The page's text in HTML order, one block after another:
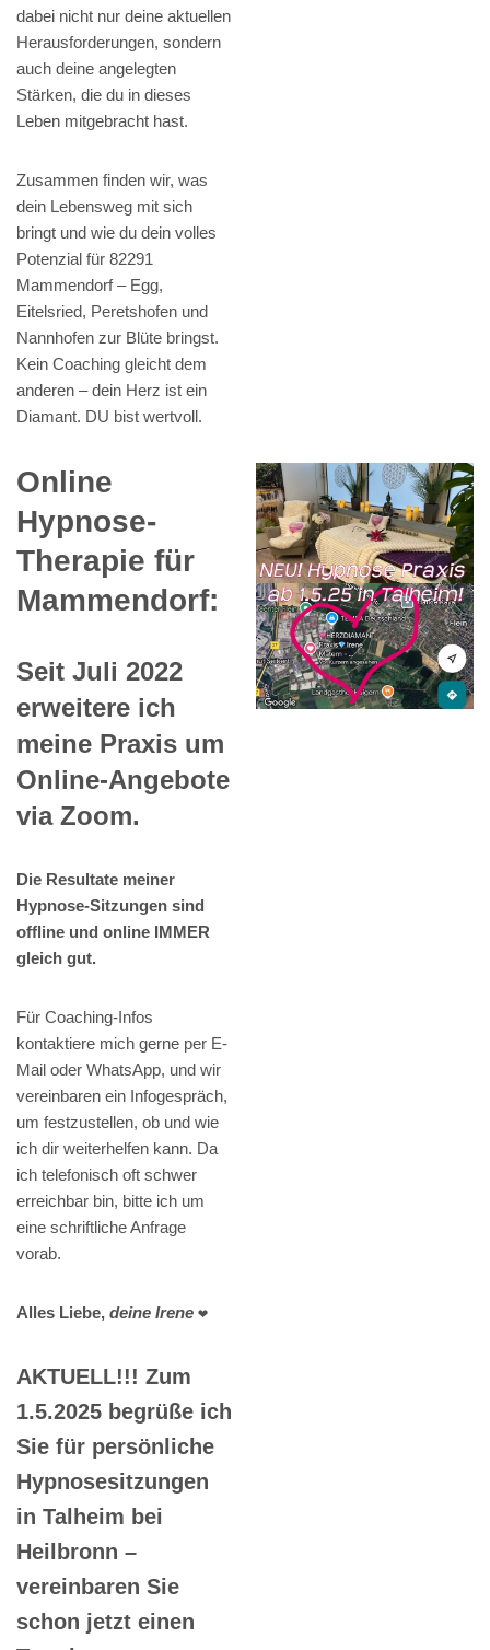
dabei nicht nur deine aktuellen
Herausforderungen, sondern
auch deine angelegten
Stärken, die du in dieses
Leben mitgebracht hast.
Zusammen finden wir, was
dein Lebensweg mit sich
bringt und wie du dein volles
Potenzial für 82291
Mammendorf – Egg,
Eitelsried, Peretshofen und
Nannhofen zur Blüte bringst.
Kein Coaching gleicht dem
anderen – dein Herz ist ein
Diamant. DU bist wertvoll.
Online
Hypnose-
Therapie für
Mammendorf:
Seit Juli 2022
erweitere ich
meine Praxis um
Online-Angebote
via Zoom.
Die Resultate meiner
Hypnose-Sitzungen sind
offline und online IMMER
gleich gut.
Für Coaching-Infos
kontaktiere mich gerne per E-
Mail oder WhatsApp, und wir
vereinbaren ein Infogespräch,
um festzustellen, ob und wie
ich dir weiterhelfen kann. Da
ich telefonisch oft schwer
erreichbar bin, bitte ich um
eine schriftliche Anfrage
vorab.
Alles Liebe, deine Irene ❤️
AKTUELL!!! Zum
1.5.2025 begrüße ich
Sie für persönliche
Hypnosesitzungen
in Talheim bei
Heilbronn –
vereinbaren Sie
schon jetzt einen